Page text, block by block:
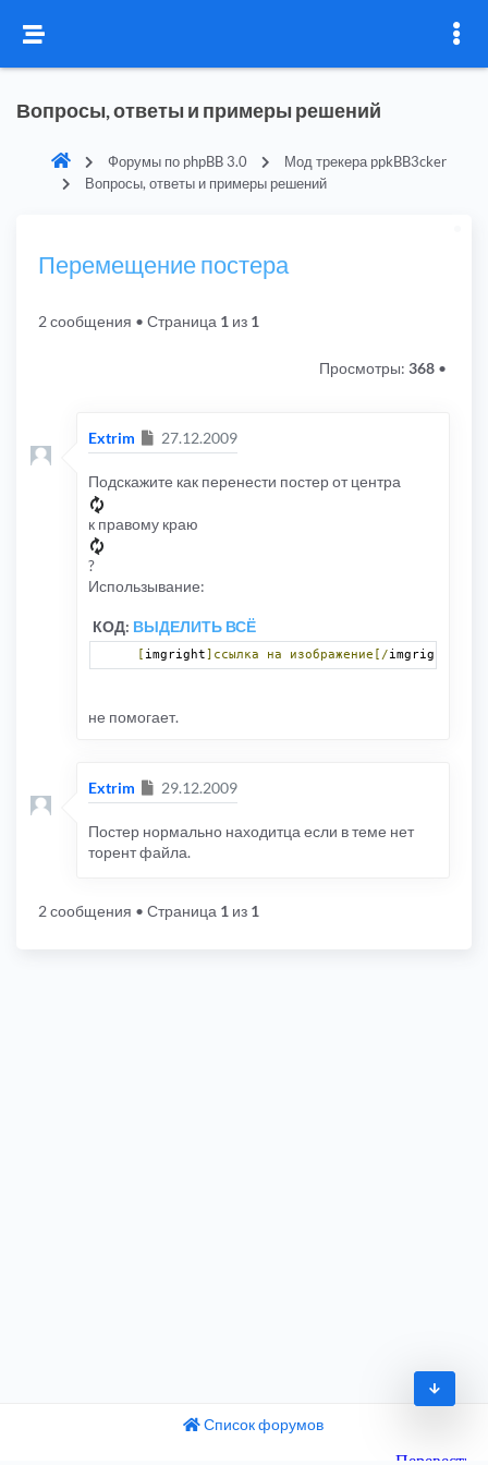
Вопросы, ответы и примеры решений
Форумы по phpBB 3.0
Мод трекера ppkBB3cker
Вопросы, ответы и примеры решений
Перемещение постера
2 сообщения • Страница 1 из 1
Просмотры: 368 •
Extrim Сообщение
27.12.2009
Подскажите как перенести постер от центра
к правому краю
?
Использывание:
КОД: ВЫДЕЛИТЬ ВСЁ
imgright ]ссылка на изображение[/imgright
не помогает.
Extrim Сообщение
29.12.2009
Постер нормально находитца если в теме нет
торент файла.
2 сообщения • Страница 1 из 1
Список форумов